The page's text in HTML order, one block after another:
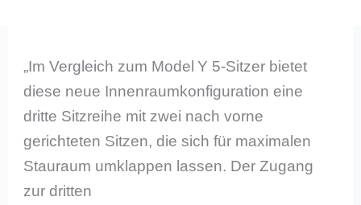
„Im Vergleich zum Model Y 5-Sitzer bietet
diese neue Innenraumkonfiguration eine
dritte Sitzreihe mit zwei nach vorne
gerichteten Sitzen, die sich für maximalen
Stauraum umklappen lassen. Der Zugang
zur dritten